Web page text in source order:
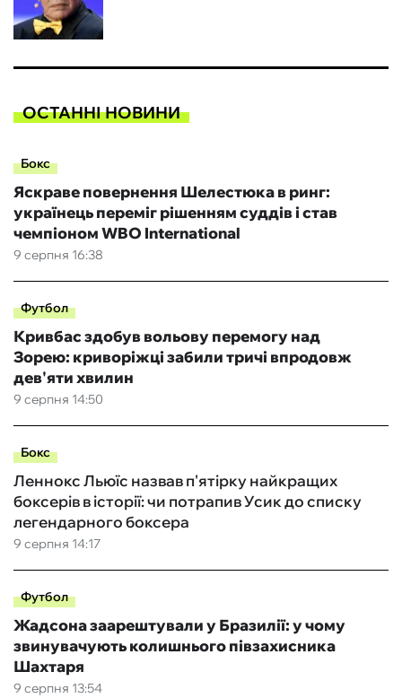
ОСТАННІ НОВИНИ
Бокс
9 серпня 16:38
Яскраве повернення Шелестюка в ринг:
українець переміг рішенням суддів і став
чемпіоном WBO International
Футбол
9 серпня 14:50
Кривбас здобув вольову перемогу над
Зорею: криворіжці забили тричі впродовж
дев'яти хвилин
Бокс
9 серпня 14:17
Леннокс Льюїс назвав п'ятірку найкращих
боксерів в історії: чи потрапив Усик до списку
легендарного боксера
Футбол
9 серпня 13:54
Жадсона заарештували у Бразилії: у чому
звинувачують колишнього півзахисника
Шахтаря